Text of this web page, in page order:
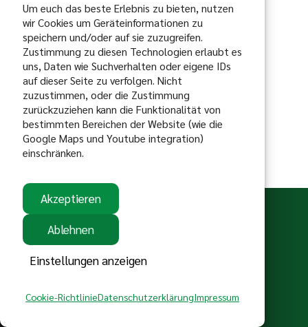
Um euch das beste Erlebnis zu bieten, nutzen
wir Cookies um Geräteinformationen zu
speichern und/oder auf sie zuzugreifen.
Zustimmung zu diesen Technologien erlaubt es
uns, Daten wie Suchverhalten oder eigene IDs
auf dieser Seite zu verfolgen. Nicht
zuzustimmen, oder die Zustimmung
zurückzuziehen kann die Funktionalität von
bestimmten Bereichen der Website (wie die
Google Maps und Youtube integration)
einschränken.
Akzeptieren
Ablehnen
Einstellungen anzeigen
Cookie-RichtlinieDatenschutzerklärungImpressum
gefördert vom:
Copyright @ 2026 - MSC Bittenfeld